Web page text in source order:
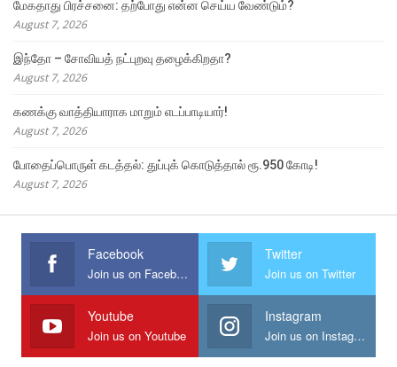
மேகதாது பிரச்சனை: தற்போது என்ன செய்ய வேண்டும்?
August 7, 2026
இந்தோ – சோவியத் நட்புறவு தழைக்கிறதா?
August 7, 2026
கணக்கு வாத்தியாராக மாறும் எடப்பாடியார்!
August 7, 2026
போதைப்பொருள் கடத்தல்: துப்புக் கொடுத்தால் ரூ.950 கோடி!
August 7, 2026
Facebook
Join us on Facebook
Twitter
Join us on Twitter
Youtube
Join us on Youtube
Instagram
Join us on Instagram